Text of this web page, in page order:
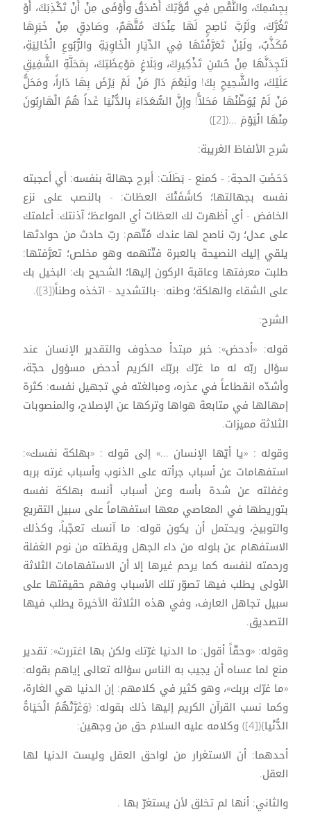
بِجِسْمِكَ، والنَّقْصِ فِي قُوَّتِكَ أَصْدَقُ وأَوْفَى مِنْ أَنْ تَكْذِبَكَ، أَوْ
تَغُرَّكَ، ولَرُبَّ نَاصِحٍ لَهَا عِنْدَكَ مُتَّهَمٌ، وصَادِقٍ مِنْ خَبَرِهَا
مُكَذَّبٌ، ولَئِنْ تَعَرَّفْتَهَا فِي الدِّيَارِ الْخَاوِيَةِ والرُّبُوعِ الْخَالِيَةِ،
لَتَجِدَنَّهَا مِنْ حُسْنِ تَذْكِيرِكَ، وبَلَاغِ مَوْعِظَتِكَ، بِمَحَلَّةِ الشَّفِيقِ
عَلَيْكَ، والشَّحِيحِ بِكَ! ولَنِعْمَ دَارُ مَنْ لَمْ يَرْضَ بِهَا دَاراً، ومَحَلُّ
مَنْ لَمْ يُوَطِّنْهَا مَحَلاًّ! وإِنَّ السُّعَدَاءَ بِالدُّنْيَا غَداً هُمُ الْهَارِبُونَ
مِنْهَا الْيَوْمَ ...([2])
شرح الألفاظ الغريبة:
دَحَضَتِ الحجة: - كمنع - بَطَلَت: أبرح جهالة بنفسه: أي أعجبته
نفسه بجهالتها؛ كاشَفَتْكَ العظات: - بالنصب على نزع
الخافض - أي أظهرت لك العظات أي المواعظ؛ آذنتك: أعلمتك
على عدل؛ ربّ ناصح لها عندك مُتّهم: ربّ حادث من حوادثها
يلقي إليك النصيحة بالعبرة فتّتهمه وهو مخلص؛ تعرَّفتها:
طلبت معرفتها وعاقبة الركون إليها؛ الشحيح بك: البخيل بك
على الشقاء والهلكة؛ وطنه: -بالتشديد - اتخذه وطناً([3]).
الشرح:
قوله: «أدحض»: خبر مبتدأ محذوف والتقدير الإنسان عند
سؤال ربّه له ما غرّك بربّك الكريم أدحض مسؤول حجّة،
وأشدّه انقطاعاً في عذره، ومبالغته في تجهيل نفسه: كثرة
إمهالها في متابعة هواها وتركها عن الإصلاح، والمنصوبات
الثلاثة مميزات.
وقوله : «يا أيّها الإنسان ...» إلى قوله : «بهلكة نفسك»:
استفهامات عن أسباب جرأته على الذنوب وأسباب غرته بربه
وغفلته عن شدة بأسه وعن أسباب أنسه بهلكة نفسه
بتوريطها في المعاصي معها استفهاماً على سبيل التقريع
والتوبيخ، ويحتمل أن يكون قوله: ما آنسك تعجّباً، وكذلك
الاستفهام عن بلوله من داء الجهل ويقظته من نوم الغفلة
ورحمته لنفسه كما يرحم غيرها إلا أن الاستفهامات الثلاثة
الأولى يطلب فيها تصوّر تلك الأسباب وفهم حقيقتها على
سبيل تجاهل العارف، وفي هذه الثلاثة الأخيرة يطلب فيها
التصديق.
وقوله: «وحقّاً أقول: ما الدنيا غرّتك ولكن بها اغتررت»: تقدير
منع لما عساه أن يجيب به الناس سؤاله تعالى إياهم بقوله:
«ما غرّك بربك»، وهو كثير في كلامهم: إن الدنيا هي الغارة،
وكما نسب القرآن الكريم إليها ذلك بقوله: {وَغَرَّتْهُمُ الْحَيَاةُ
الدُّنْيا}([4]) وكلامه عليه السلام حق من وجهين:
أحدهما: أن الاستغرار من لواحق العقل وليست الدنيا لها
العقل.
والثاني: أنها لم تخلق لأن يستغرّ بها .